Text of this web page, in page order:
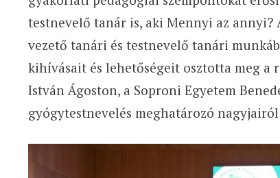
testnevelő tanár is, aki Mennyi az
vezető tanári és testnevelő tanári
kihívásait és lehetőségeit osztotta meg a
István Ágoston, a Soproni Egyetem
gyógytestnevelés meghatározó nagyjairól